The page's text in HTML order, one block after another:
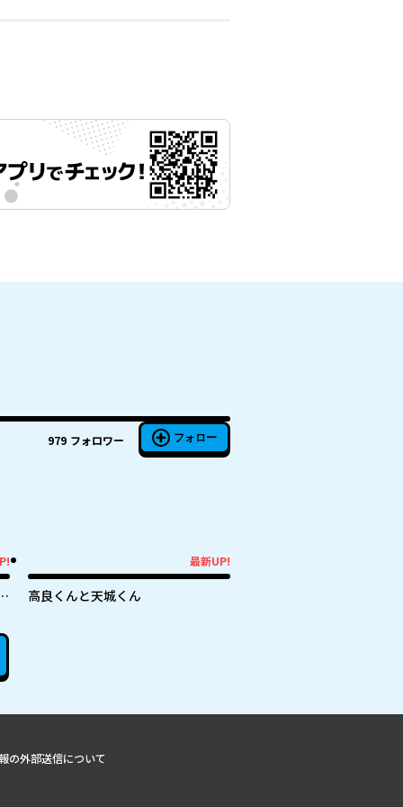
979 フォロワー フォロー
最新UP!
高良くんと天城くん
の外部送信について